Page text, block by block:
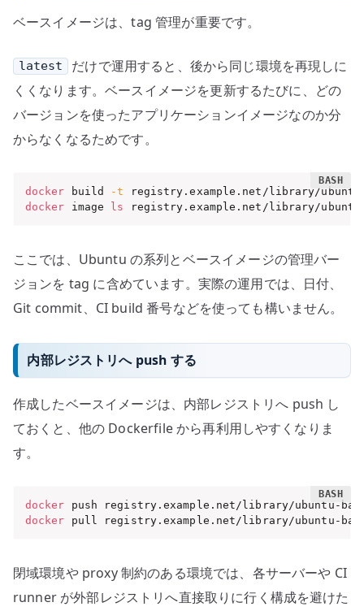
ベースイメージは、tag 管理が重要です。
latest
だけで運用すると、後から同じ環境を再現しに
くくなります。ベースイメージを更新するたびに、どの
バージョンを使ったアプリケーションイメージなのか分
からなくなるためです。
docker build -t registry.example.net/library/
docker image ls registry.example.net/library/
ここでは、Ubuntu の系列とベースイメージの管理バー
ジョンを tag に含めています。実際の運用では、日付、
Git commit、CI build 番号などを使っても構いません。
内部レジストリへ push する
作成したベースイメージは、内部レジストリへ push し
ておくと、他の Dockerfile から再利用しやすくなりま
す。
docker
docker pull registry.example.net/library/ubuntu-
閉域環境や proxy 制約のある環境では、各サーバーや CI
runner が外部レジストリへ直接取りに行く構成を避けた